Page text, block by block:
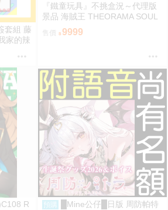
套組 藤
家的辣
大概只
情相悅
睡走
ぎなご
ロ 乖
專家
『鐵童玩具』不挑盒況～代理版
景品 海賊王 THEORAMA SOUL
索隆 約21cm 718891
售價 9999
R
預購
█Mine公仔█日版 周防帕特